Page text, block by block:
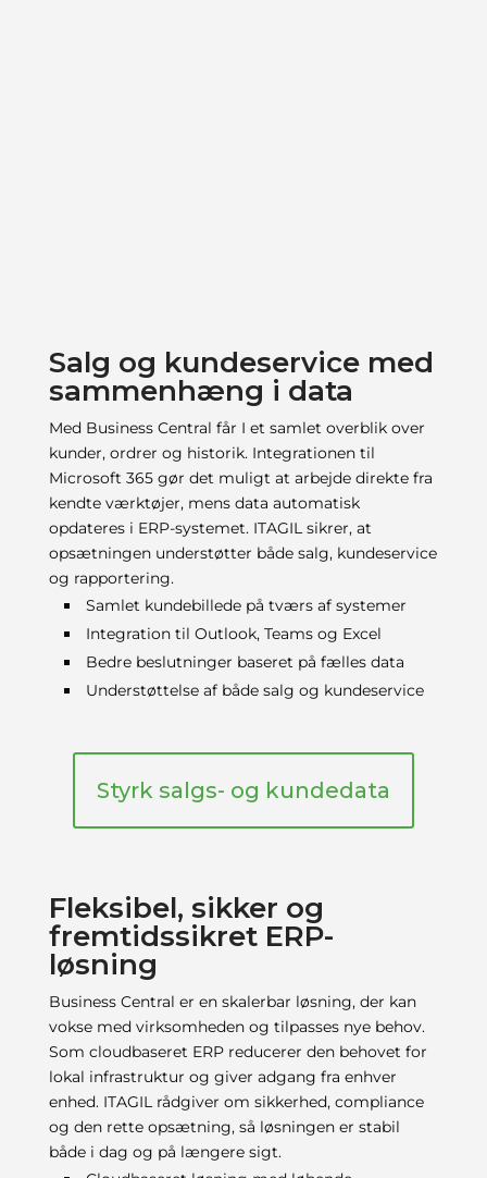
Salg og kundeservice med
sammenhæng i data
Med Business Central får I et samlet overblik over
kunder, ordrer og historik. Integrationen til
Microsoft 365 gør det muligt at arbejde direkte fra
kendte værktøjer, mens data automatisk
opdateres i ERP-systemet. ITAGIL sikrer, at
opsætningen understøtter både salg, kundeservice
og rapportering.
Samlet kundebillede på tværs af systemer
Integration til Outlook, Teams og Excel
Bedre beslutninger baseret på fælles data
Understøttelse af både salg og kundeservice
Styrk salgs- og kundedata
Fleksibel, sikker og
fremtidssikret ERP-
løsning
Business Central er en skalerbar løsning, der kan
vokse med virksomheden og tilpasses nye behov.
Som cloudbaseret ERP reducerer den behovet for
lokal infrastruktur og giver adgang fra enhver
enhed. ITAGIL rådgiver om sikkerhed, compliance
og den rette opsætning, så løsningen er stabil
både i dag og på længere sigt.